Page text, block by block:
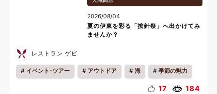
2026/08/04
夏の伊東を彩る「按針祭」へ出かけてみ
ませんか？
レストラン ゲビ
イベント･ツアー アウトドア 海 季節の魅力
17 184